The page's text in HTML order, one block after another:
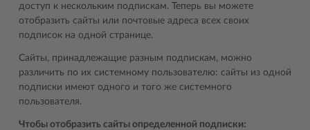
доступ к нескольким подпискам. Теперь вы можете
отобразить сайты или почтовые адреса всех своих
подписок на одной странице.
Сайты, принадлежащие разным подпискам, можно
различить по их системному пользователю: сайты из одной
подписки имеют одного и того же системного
пользователя.
Чтобы отобразить сайты определенной подписки: